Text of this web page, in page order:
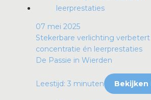
07 mei 2025
Stekerbare verlichting
concentratie én leerprestaties
De Passie in Wierden
Leestijd: 3 minuten Bekijken